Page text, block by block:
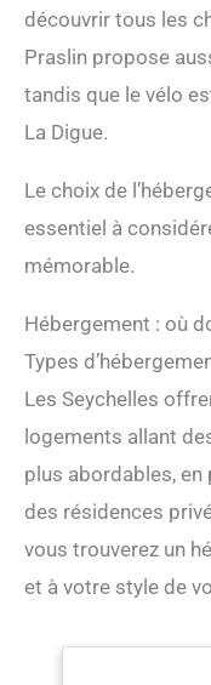
découvrir tous les
Praslin propose
tandis que le vélo
La Digue.
Le choix de
essentiel à
mémorable.
Hébergement : où
Types
Les Seychelles
logements allant
plus abordables,
des résidences
vous trouverez un
et à votre style de